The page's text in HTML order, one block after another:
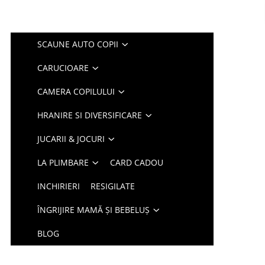
SCAUNE AUTO COPII
CARUCIOARE
CAMERA COPILULUI
HRANIRE SI DIVERSIFICARE
JUCARII & JOCURI
LA PLIMBARE CARD CADOU
INCHIRIERI RESIGILATE
ÎNGRIJIRE MAMĂ ȘI BEBELUȘ
BLOG